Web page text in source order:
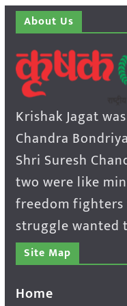
About Us
Krishak Jagat
Chandra
Shri Suresh
two were like
freedom
struggle wanted
Site Map
Home